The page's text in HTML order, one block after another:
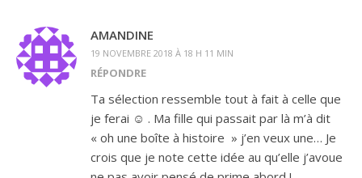
AMANDINE
19 NOVEMBRE 2018 À 18 H 11 MIN
RÉPONDRE
Ta sélection ressemble tout à fait à celle que
je ferai ☺ . Ma fille qui passait par là m’à dit
« oh une boîte à histoire » j’en veux une… Je
crois que je note cette idée au qu’elle j’avoue